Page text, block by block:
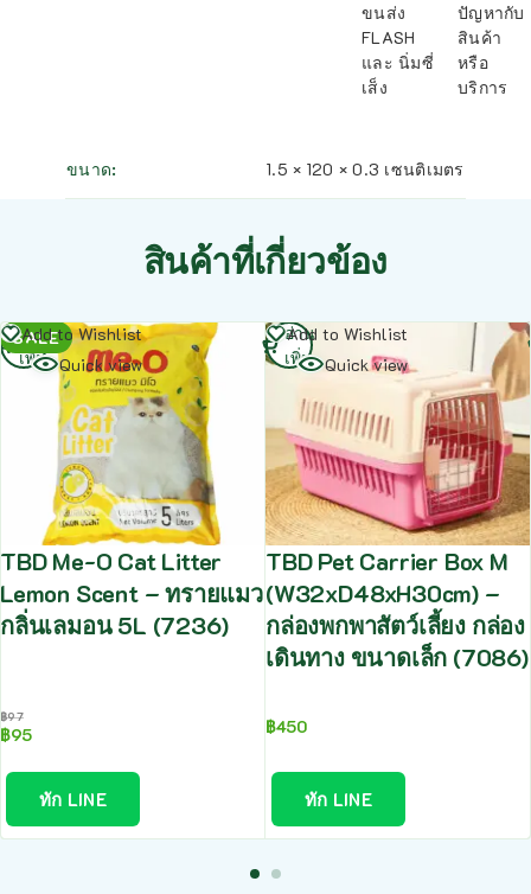
ขนส่ง
FLASH
และ นิ่มซี่
เส็ง
ปัญหากับ
สินค้า
หรือ
บริการ
ขนาด 1.5 × 120 × 0.3 เซนติเมตร
สินค้าที่เกี่ยวข้อง
SALE
Add to Wishlist
Quick view
TBD Me-O Cat Litter
Lemon Scent – ทรายแมว
กลิ่นเลมอน 5L (7236)
฿97
฿95
ทัก LINE
อ่าน
เพิ่ม
Add to Wishlist
Quick view
TBD Pet Carrier Box M
(W32xD48xH30cm) –
กล่องพกพาสัตว์เลี้ยง กล่อง
เดินทาง ขนาดเล็ก (7086)
฿450
ทัก LINE
อ่าน
เพิ่ม